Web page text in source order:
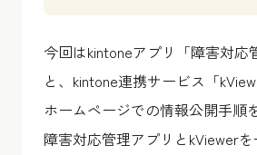
今回はkintoneアプリ「障害対応
と、kintone連携サービス「
ホームページでの情報公開手順
障害対応管理アプリとkViewer